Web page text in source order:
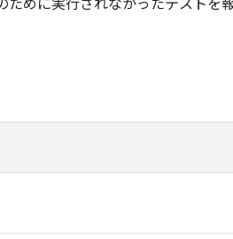
ために実行されなかったテストを